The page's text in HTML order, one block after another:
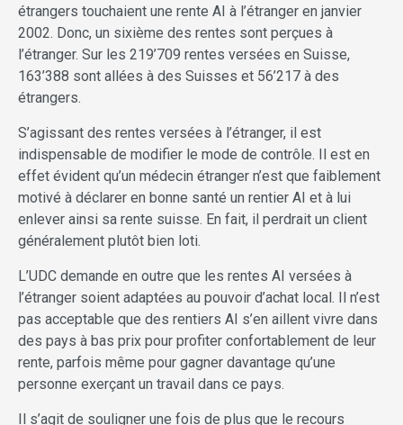
étrangers touchaient une rente AI à l’étranger en janvier
2002. Donc, un sixième des rentes sont perçues à
l’étranger. Sur les 219’709 rentes versées en Suisse,
163’388 sont allées à des Suisses et 56’217 à des
étrangers.
S’agissant des rentes versées à l’étranger, il est
indispensable de modifier le mode de contrôle. Il est en
effet évident qu’un médecin étranger n’est que faiblement
motivé à déclarer en bonne santé un rentier AI et à lui
enlever ainsi sa rente suisse. En fait, il perdrait un client
généralement plutôt bien loti.
L’UDC demande en outre que les rentes AI versées à
l’étranger soient adaptées au pouvoir d’achat local. Il n’est
pas acceptable que des rentiers AI s’en aillent vivre dans
des pays à bas prix pour profiter confortablement de leur
rente, parfois même pour gagner davantage qu’une
personne exerçant un travail dans ce pays.
Il s’agit de souligner une fois de plus que le recours